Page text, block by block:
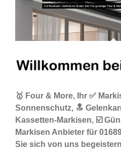
🥇 Four & More, Ihr ✅
Sonnenschutz, 🔝
Kassetten-Markisen, ☑️
Markisen Anbieter für
Sie sich von uns